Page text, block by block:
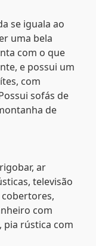
se iguala ao
uma bela
com o que
e possui um
com
sofás de
de
ar
televisão
com
pia rústica com